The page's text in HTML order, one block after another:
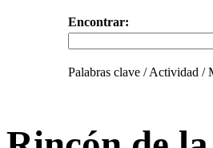
Encontrar:
Palabras clave / Actividad /